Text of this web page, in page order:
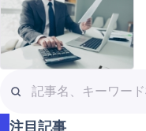
事
名
注目記事